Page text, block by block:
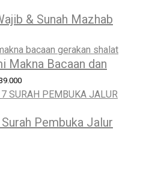
& Sunah Mazhab
Makna Bacaan dan
Pembuka Jalur